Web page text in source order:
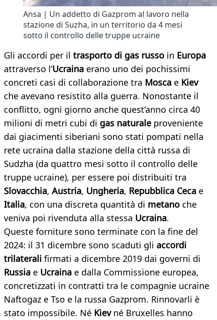
Ansa | Un addetto di Gazprom al lavoro nella
stazione di Suzha, in un territorio da 4 mesi
sotto il controllo delle truppe ucraine
Gli accordi per il trasporto di gas russo in Europa
attraverso l’Ucraina erano uno dei pochissimi
concreti casi di collaborazione tra Mosca e Kiev
che avevano resistito alla guerra. Nonostante il
conflitto, ogni giorno anche quest’anno circa 40
milioni di metri cubi di gas naturale proveniente
dai giacimenti siberiani sono stati pompati nella
rete ucraina dalla stazione della città russa di
Sudzha (da quattro mesi sotto il controllo delle
truppe ucraine), per essere poi distribuiti tra
Slovacchia, Austria, Ungheria, Repubblica Ceca e
Italia, con una discreta quantità di metano che
veniva poi rivenduta alla stessa Ucraina.
Queste forniture sono terminate con la fine del
2024: il 31 dicembre sono scaduti gli accordi
trilaterali firmati a dicembre 2019 dai governi di
Russia e Ucraina e dalla Commissione europea,
concretizzati in contratti tra le compagnie ucraine
Naftogaz e Tso e la russa Gazprom. Rinnovarli è
stato impossibile. Né Kievné Bruxelles hanno